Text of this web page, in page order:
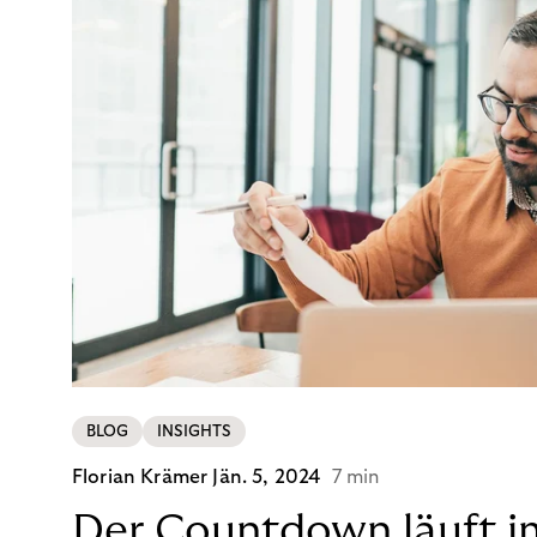
BLOG INSIGHTS
Florian Krämer Jän. 5, 2024 7 min